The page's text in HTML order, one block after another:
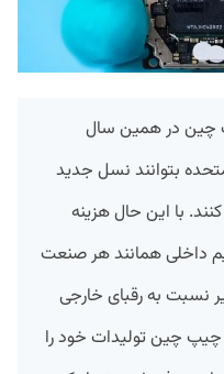
چین در همین سال
بتوانند نسل جدید
با این حال هزینه
داخلی همانند هر صنعت
نسبت به رقبای خارجی
چیپ چین تولیدات خود را